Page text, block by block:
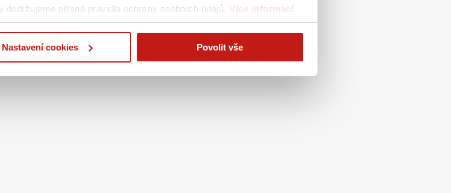
přísná pravidla ochrany osobních údajů. Více informací
Nastavení cookies Povolit vše